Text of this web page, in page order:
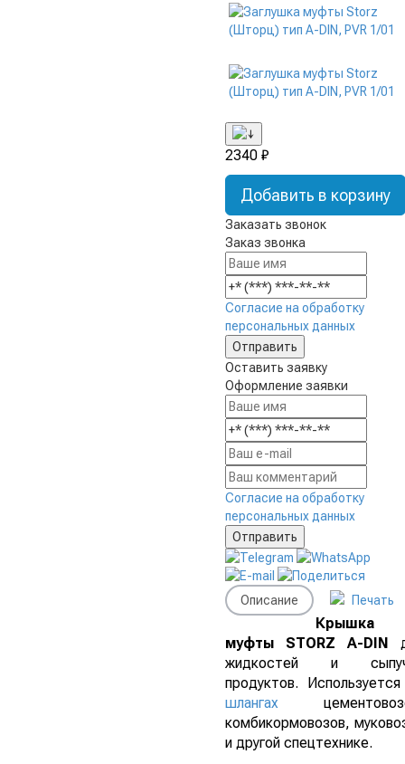
2340 ₽
Добавить в корзину
Заказать звонок
Заказ звонка
Согласие на обработку
персональных данных
Оставить заявку
Оформление заявки
Согласие на обработку
персональных данных
Описание Печать
Крышка
муфты STORZ A-DIN
жидкостей и
продуктов.
шлангах
комбикормовозов,
и другой спецтехнике.